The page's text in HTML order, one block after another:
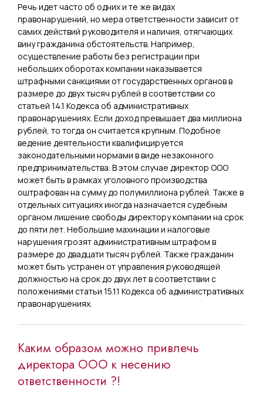
Речь идет часто об одних и те же видах
правонарушений, но мера ответственности зависит от
самих действий руководителя и наличия, отягчающих
вину гражданина обстоятельств. Например,
осуществление работы без регистрации при
небольших оборотах компании наказывается
штрафными санкциями от государственных органов в
размере до двух тысяч рублей в соответствии со
статьей 14.1 Кодекса об административных
правонарушениях. Если доход превышает два миллиона
рублей, то тогда он считается крупным. Подобное
ведение деятельности квалифицируется
законодательными нормами в виде незаконного
предпринимательства. В этом случае директор ООО
может быть в рамках уголовного производства
оштрафован на сумму до полумиллиона рублей. Также в
отдельных ситуациях иногда назначается судебным
органом лишение свободы директору компании на срок
до пяти лет. Небольшие махинации и налоговые
нарушения грозят административным штрафом в
размере до двадцати тысяч рублей. Также гражданин
может быть устранен от управления руководящей
должностью на срок до двух лет в соответствии с
положениями статьи 15.11 Кодекса об административных
правонарушениях.
Каким образом можно привлечь
директора ООО к несению
ответственности ?!